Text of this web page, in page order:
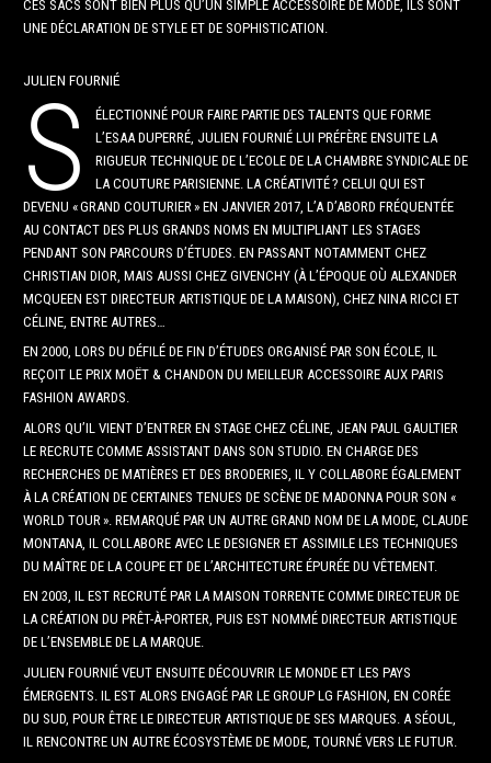
CES SACS SONT BIEN PLUS QU’UN SIMPLE ACCESSOIRE DE MODE, ILS SONT
UNE DÉCLARATION DE STYLE ET DE SOPHISTICATION.
JULIEN FOURNIÉ
S
ÉLECTIONNÉ POUR FAIRE PARTIE DES TALENTS QUE FORME
L’ESAA DUPERRÉ, JULIEN FOURNIÉ LUI PRÉFÈRE ENSUITE LA
RIGUEUR TECHNIQUE DE L’ECOLE DE LA CHAMBRE SYNDICALE DE
LA COUTURE PARISIENNE. LA CRÉATIVITÉ ? CELUI QUI EST
DEVENU « GRAND COUTURIER » EN JANVIER 2017, L’A D’ABORD FRÉQUENTÉE
AU CONTACT DES PLUS GRANDS NOMS EN MULTIPLIANT LES STAGES
PENDANT SON PARCOURS D’ÉTUDES. EN PASSANT NOTAMMENT CHEZ
CHRISTIAN DIOR, MAIS AUSSI CHEZ GIVENCHY (À L’ÉPOQUE OÙ ALEXANDER
MCQUEEN EST DIRECTEUR ARTISTIQUE DE LA MAISON), CHEZ NINA RICCI ET
CÉLINE, ENTRE AUTRES…
EN 2000, LORS DU DÉFILÉ DE FIN D’ÉTUDES ORGANISÉ PAR SON ÉCOLE, IL
REÇOIT LE PRIX MOËT & CHANDON DU MEILLEUR ACCESSOIRE AUX PARIS
FASHION AWARDS.
ALORS QU’IL VIENT D’ENTRER EN STAGE CHEZ CÉLINE, JEAN PAUL GAULTIER
LE RECRUTE COMME ASSISTANT DANS SON STUDIO. EN CHARGE DES
RECHERCHES DE MATIÈRES ET DES BRODERIES, IL Y COLLABORE ÉGALEMENT
À LA CRÉATION DE CERTAINES TENUES DE SCÈNE DE MADONNA POUR SON «
WORLD TOUR ». REMARQUÉ PAR UN AUTRE GRAND NOM DE LA MODE, CLAUDE
MONTANA, IL COLLABORE AVEC LE DESIGNER ET ASSIMILE LES TECHNIQUES
DU MAÎTRE DE LA COUPE ET DE L’ARCHITECTURE ÉPURÉE DU VÊTEMENT.
EN 2003, IL EST RECRUTÉ PAR LA MAISON TORRENTE COMME DIRECTEUR DE
LA CRÉATION DU PRÊT-À-PORTER, PUIS EST NOMMÉ DIRECTEUR ARTISTIQUE
DE L’ENSEMBLE DE LA MARQUE.
JULIEN FOURNIÉ VEUT ENSUITE DÉCOUVRIR LE MONDE ET LES PAYS
ÉMERGENTS. IL EST ALORS ENGAGÉ PAR LE GROUP LG FASHION, EN CORÉE
DU SUD, POUR ÊTRE LE DIRECTEUR ARTISTIQUE DE SES MARQUES. A SÉOUL,
IL RENCONTRE UN AUTRE ÉCOSYSTÈME DE MODE, TOURNÉ VERS LE FUTUR.